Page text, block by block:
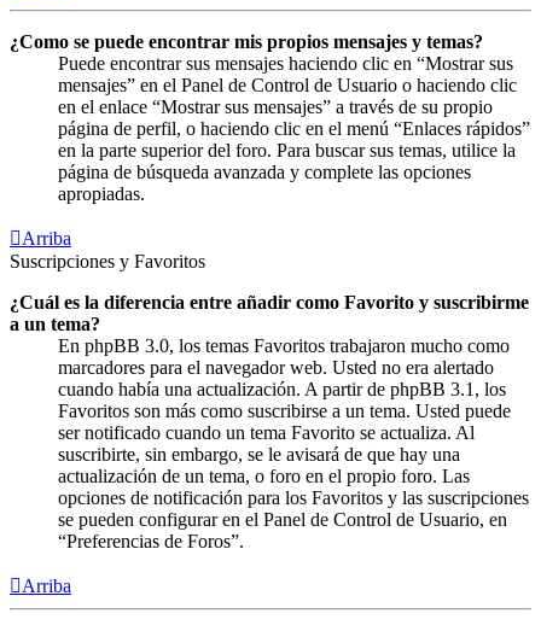
¿Como se puede encontrar mis propios mensajes y temas?
Puede encontrar sus mensajes haciendo clic en “Mostrar sus
mensajes” en el Panel de Control de Usuario o haciendo clic
en el enlace “Mostrar sus mensajes” a través de su propio
página de perfil, o haciendo clic en el menú “Enlaces rápidos”
en la parte superior del foro. Para buscar sus temas, utilice la
página de búsqueda avanzada y complete las opciones
apropiadas.
Arriba
Suscripciones y Favoritos
¿Cuál es la diferencia entre añadir como Favorito y suscribirme
a un tema?
En phpBB 3.0, los temas Favoritos trabajaron mucho como
marcadores para el navegador web. Usted no era alertado
cuando había una actualización. A partir de phpBB 3.1, los
Favoritos son más como suscribirse a un tema. Usted puede
ser notificado cuando un tema Favorito se actualiza. Al
suscribirte, sin embargo, se le avisará de que hay una
actualización de un tema, o foro en el propio foro. Las
opciones de notificación para los Favoritos y las suscripciones
se pueden configurar en el Panel de Control de Usuario, en
“Preferencias de Foros”.
Arriba